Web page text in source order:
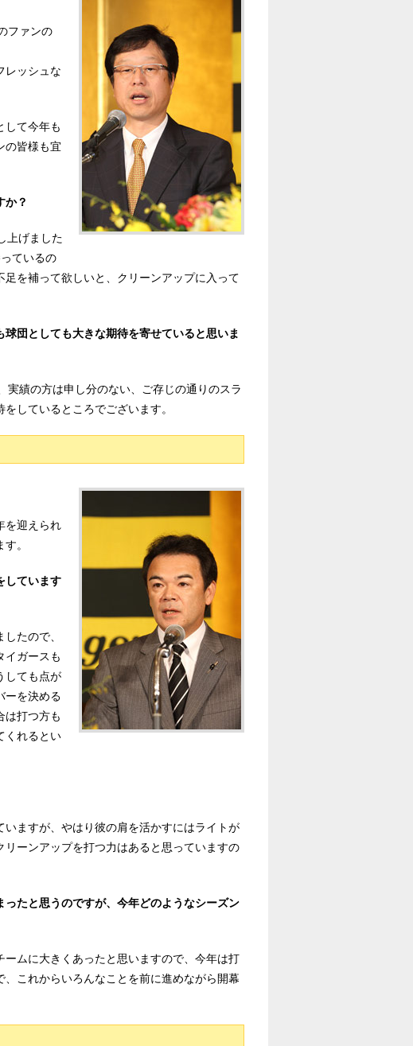
ファンの
レッシュな
して今年も
の皆様も宜
か？
上げました
ているの
を補って欲しいと、クリーンアップに入って
団としても大きな期待を寄せていると思いま
績の方は申し分のない、ご存じの通りのスラ
しているところでございます。
を迎えられ
。
しています
たので、
イガースも
しても点が
ーを決める
は打つ方も
くれるとい
ますが、やはり彼の肩を活かすにはライトが
ーンアップを打つ力はあると思っていますの
たと思うのですが、今年どのようなシーズン
ムに大きくあったと思いますので、今年は打
これからいろんなことを前に進めながら開幕